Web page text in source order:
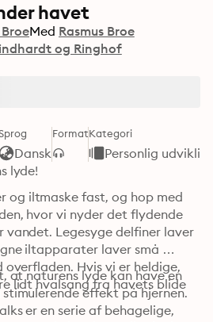
havet
BroeMed Rasmus Broe
og Ringhof
Dansk
FormatKategori
Personlig
lyde!
og iltmaske fast, og hop med
hvor vi nyder det flydende
vandet. Legesyge delfiner laver
iltapparater laver små
Hvis vi er heldige,
lidt hvalsang fra havets blide
at naturens lyde kan have en
effekt på hjernen.
er en serie af behagelige,